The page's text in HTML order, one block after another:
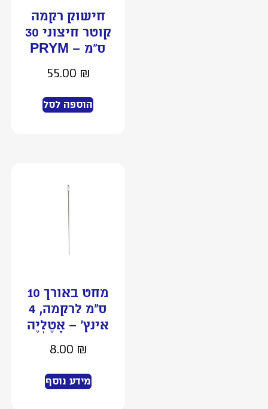
חישוק רקמה
קוטר חיצוני 30
ס”מ – PRYM
55.00₪
הוספה לסל
מחט באורך 10
ס”מ לרקמה, 4
אינץ’ – אָטֶלְיֶה
8.00₪
מידע נוסף